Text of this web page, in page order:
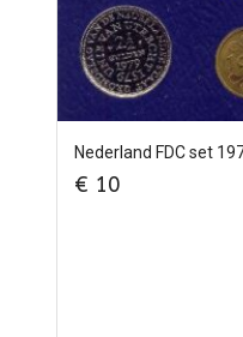
Nederland FDC set
€ 10